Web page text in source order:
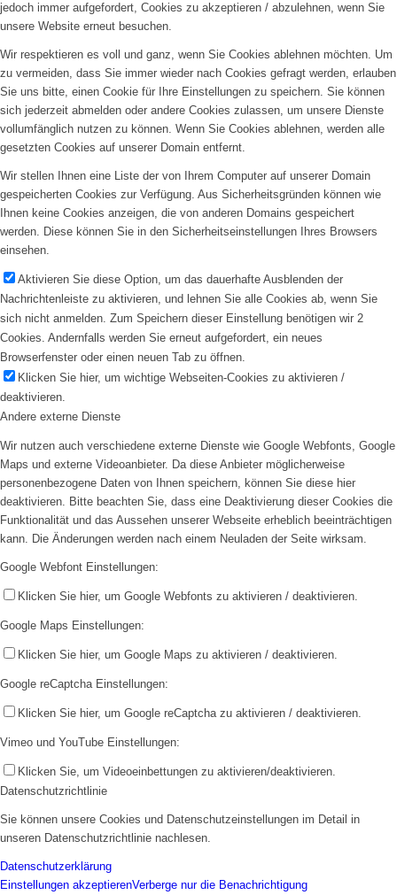
jedoch immer aufgefordert, Cookies zu akzeptieren / abzulehnen, wenn Sie
unsere Website erneut besuchen.
Wir respektieren es voll und ganz, wenn Sie Cookies ablehnen möchten. Um
zu vermeiden, dass Sie immer wieder nach Cookies gefragt werden, erlauben
Sie uns bitte, einen Cookie für Ihre Einstellungen zu speichern. Sie können
sich jederzeit abmelden oder andere Cookies zulassen, um unsere Dienste
vollumfänglich nutzen zu können. Wenn Sie Cookies ablehnen, werden alle
gesetzten Cookies auf unserer Domain entfernt.
Wir stellen Ihnen eine Liste der von Ihrem Computer auf unserer Domain
gespeicherten Cookies zur Verfügung. Aus Sicherheitsgründen können wie
Ihnen keine Cookies anzeigen, die von anderen Domains gespeichert
werden. Diese können Sie in den Sicherheitseinstellungen Ihres Browsers
einsehen.
Aktivieren Sie diese Option, um das dauerhafte Ausblenden der
Nachrichtenleiste zu aktivieren, und lehnen Sie alle Cookies ab, wenn Sie
sich nicht anmelden. Zum Speichern dieser Einstellung benötigen wir 2
Cookies. Andernfalls werden Sie erneut aufgefordert, ein neues
Browserfenster oder einen neuen Tab zu öffnen.
Klicken Sie hier, um wichtige Webseiten-Cookies zu aktivieren /
deaktivieren.
Andere externe Dienste
Wir nutzen auch verschiedene externe Dienste wie Google Webfonts, Google
Maps und externe Videoanbieter. Da diese Anbieter möglicherweise
personenbezogene Daten von Ihnen speichern, können Sie diese hier
deaktivieren. Bitte beachten Sie, dass eine Deaktivierung dieser Cookies die
Funktionalität und das Aussehen unserer Webseite erheblich beeinträchtigen
kann. Die Änderungen werden nach einem Neuladen der Seite wirksam.
Google Webfont Einstellungen:
Klicken Sie hier, um Google Webfonts zu aktivieren / deaktivieren.
Google Maps Einstellungen:
Klicken Sie hier, um Google Maps zu aktivieren / deaktivieren.
Google reCaptcha Einstellungen:
Klicken Sie hier, um Google reCaptcha zu aktivieren / deaktivieren.
Vimeo und YouTube Einstellungen:
Klicken Sie, um Videoeinbettungen zu aktivieren/deaktivieren.
Datenschutzrichtlinie
Sie können unsere Cookies und Datenschutzeinstellungen im Detail in
unseren Datenschutzrichtlinie nachlesen.
Datenschutzerklärung
Einstellungen akzeptierenVerberge nur die Benachrichtigung